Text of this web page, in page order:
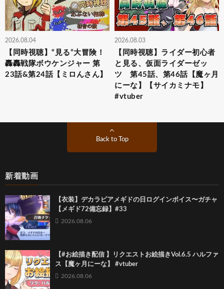
2026.08.04
【同時視聴】“見る”大冒険！
轟轟戦隊ボウケンジャー 第
23話&第24話【ミロんさん】
2026.08.03
【同時視聴】ライダー初心者
と見る、仮面ライダーゼッ
ツ 第45話、第46話【魔ヶ月
にーな】【サイカミナモ】
#vtuber
Back to Top
新着動画
【衣装】デカラビアメギドの日ログインボイス〜ガチャ
【メギド72備忘録】#33
2026.08.06
【#お絵描き配信 】リクエストお絵描きVol.6.5 ハルファ
ス【魔ヶ月にーな】 #vtuber
2026.08.06